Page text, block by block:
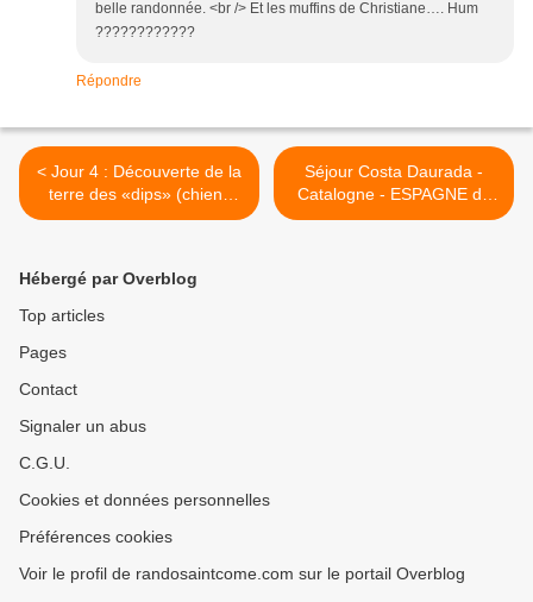
belle randonnée. <br /> Et les muffins de Christiane…. Hum
????????????
Répondre
< Jour 4 : Découverte de la
terre des «dips» (chiens
vampires)
Séjour Costa Daurada -
Catalogne - ESPAGNE du
26/9 au 2/10/2021 - Jour 5 -
Hébergé par Overblog
Top articles
Pages
Contact
Signaler un abus
C.G.U.
Cookies et données personnelles
Préférences cookies
Voir le profil de randosaintcome.com sur le portail Overblog